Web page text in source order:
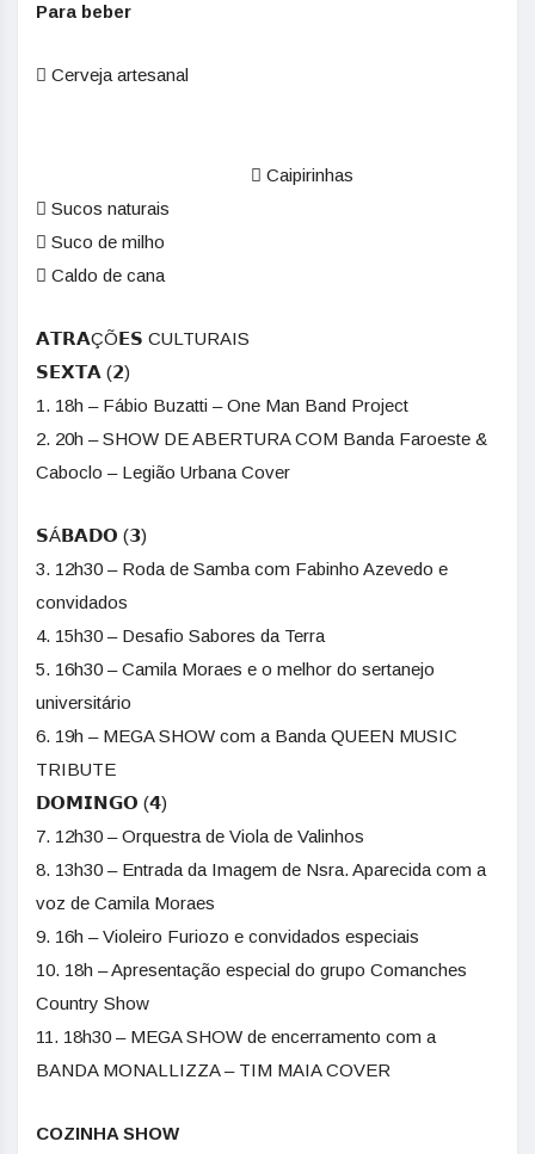
Para beber
 Cerveja artesanal
 Caipirinhas
 Sucos naturais
 Suco de milho
 Caldo de cana
𝗔𝗧𝗥𝗔ÇÕ𝗘𝗦 CULTURAIS
𝗦𝗘𝗫𝗧𝗔 (𝟮)
1. 18h – Fábio Buzatti – One Man Band Project
2. 20h – SHOW DE ABERTURA COM Banda Faroeste &
Caboclo – Legião Urbana Cover
𝗦Á𝗕𝗔𝗗𝗢 (𝟯)
3. 12h30 – Roda de Samba com Fabinho Azevedo e
convidados
4. 15h30 – Desafio Sabores da Terra
5. 16h30 – Camila Moraes e o melhor do sertanejo
universitário
6. 19h – MEGA SHOW com a Banda QUEEN MUSIC
TRIBUTE
𝗗𝗢𝗠𝗜𝗡𝗚𝗢 (𝟰)
7. 12h30 – Orquestra de Viola de Valinhos
8. 13h30 – Entrada da Imagem de Nsra. Aparecida com a
voz de Camila Moraes
9. 16h – Violeiro Furiozo e convidados especiais
10. 18h – Apresentação especial do grupo Comanches
Country Show
11. 18h30 – MEGA SHOW de encerramento com a
BANDA MONALLIZZA – TIM MAIA COVER
COZINHA SHOW